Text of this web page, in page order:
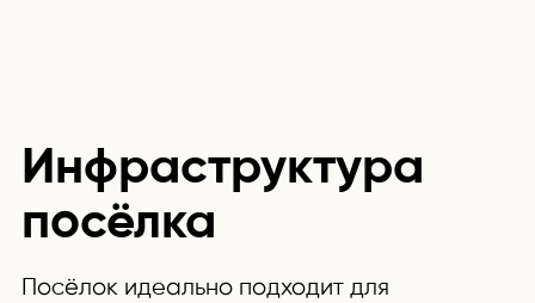
Инфраструктура
посёлка
Посёлок идеально подходит для